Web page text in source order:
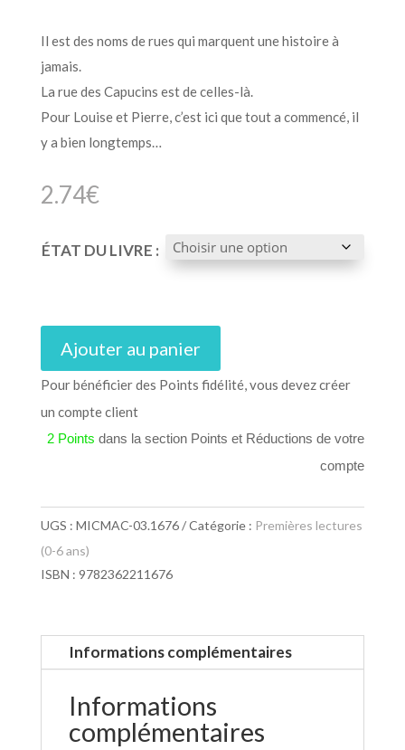
Il est des noms de rues qui marquent une histoire à
jamais.
La rue des Capucins est de celles-là.
Pour Louise et Pierre, c’est ici que tout a commencé, il
y a bien longtemps…
2.74€
ÉTAT DU LIVRE :
Ajouter au panier
Pour bénéficier des Points fidélité, vous devez créer
un compte client
2 Points dans la section Points et Réductions de votre
compte
UGS : MICMAC-03.1676 Catégorie : Premières lectures
(0-6 ans)
ISBN : 9782362211676
Informations complémentaires
Informations
complémentaires